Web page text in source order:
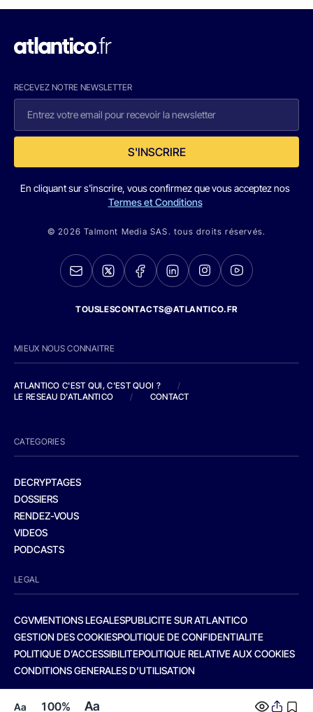
Aa 100% Aa
RECEVEZ NOTRE NEWSLETTER
S'INSCRIRE
En cliquant sur s'inscrire, vous confirmez que vous acceptez nos
Termes et Conditions
© 2026 Talmont Media SAS. tous droits réservés.
TOUSLESCONTACTS@ATLANTICO.FR
MIEUX NOUS CONNAITRE
ATLANTICO C'EST QUI, C'EST QUOI ?
/
LE RESEAU D'ATLANTICO
/ CONTACT
CATEGORIES
DECRYPTAGES
DOSSIERS
RENDEZ-VOUS
VIDEOS
PODCASTS
LEGAL
CGVMENTIONS LEGALESPUBLICITE SUR ATLANTICO
GESTION DES COOKIESPOLITIQUE DE CONFIDENTIALITE
POLITIQUE D’ACCESSIBILITEPOLITIQUE RELATIVE AUX COOKIES
CONDITIONS GENERALES D’UTILISATION